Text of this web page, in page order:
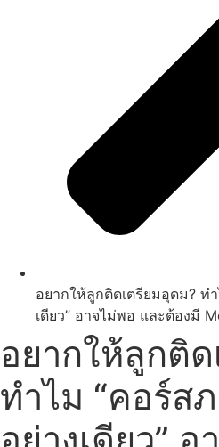
อยากให้ลูกติดเตรียมอุดม? ท
เดียว” อาจไม่พอ และต้องมี
อยากให้ลูกติ
ทำไม “คอร์ส